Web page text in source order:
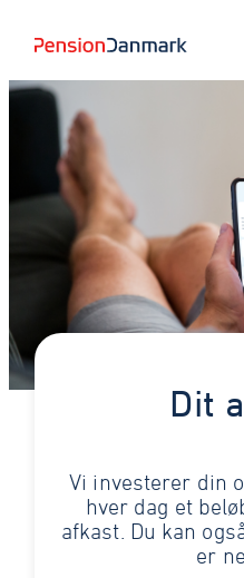
Dit
Vi investerer din
hver dag et
afkast. Du kan
er